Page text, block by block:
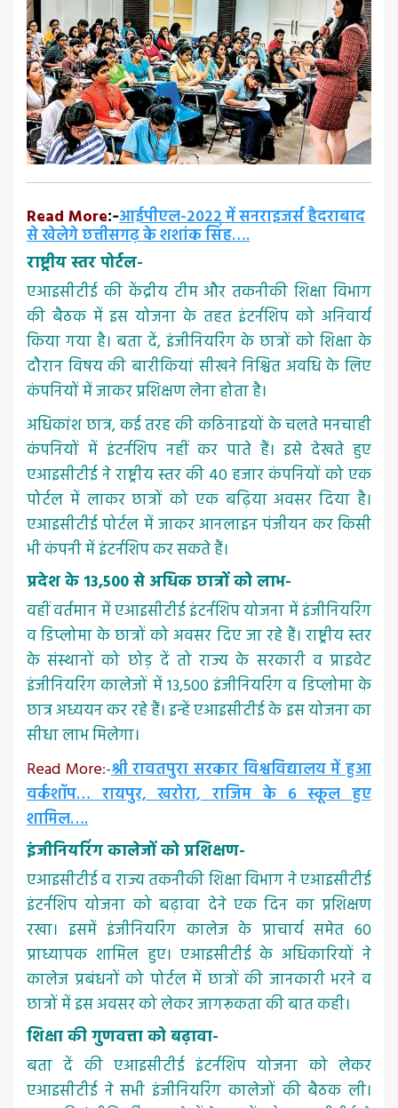
Read More:-आईपीएल-2022 में सनराइजर्स हैदराबाद
से खेलेगे छत्तीसगढ़ के शशांक सिंह….
राष्ट्रीय स्तर पोर्टल-
एआइसीटीई की केंद्रीय टीम और तकनीकी शिक्षा विभाग
की बैठक में इस योजना के तहत इंटर्नशिप को अनिवार्य
किया गया है। बता दें, इंजीनियरिंग के छात्रों को शिक्षा के
दौरान विषय की बारीकियां सीखने निश्चित अवधि के लिए
कंपनियों में जाकर प्रशिक्षण लेना होता है।
अधिकांश छात्र, कई तरह की कठिनाइयों के चलते मनचाही
कंपनियों में इंटर्नशिप नहीं कर पाते हैं। इसे देखते हुए
एआइसीटीई ने राष्ट्रीय स्तर की 40 हजार कंपनियों को एक
पोर्टल में लाकर छात्रों को एक बढ़िया अवसर दिया है।
एआइसीटीई पोर्टल में जाकर आनलाइन पंजीयन कर किसी
भी कंपनी में इंटर्नशिप कर सकते हैं।
प्रदेश के 13,500 से अधिक छात्रों को लाभ-
वहीं वर्तमान में एआइसीटीई इंटर्नशिप योजना में इंजीनियरिंग
व डिप्लोमा के छात्रों को अवसर दिए जा रहे हैं। राष्ट्रीय स्तर
के संस्थानों को छोड़ दें तो राज्य के सरकारी व प्राइवेट
इंजीनियरिंग कालेजों में 13,500 इंजीनियरिंग व डिप्लोमा के
छात्र अध्ययन कर रहे हैं। इन्हें एआइसीटीई के इस योजना का
सीधा लाभ मिलेगा।
Read More:-श्री रावतपुरा सरकार विश्वविद्यालय में हुआ
वर्कशॉप… रायपुर, खरोरा, राजिम के 6 स्कूल हुए
शामिल….
इंजीनियरिंग कालेजों को प्रशिक्षण-
एआइसीटीई व राज्य तकनीकी शिक्षा विभाग ने एआइसीटीई
इंटर्नशिप योजना को बढ़ावा देने एक दिन का प्रशिक्षण
रखा। इसमें इंजीनियरिंग कालेज के प्राचार्य समेत 60
प्राध्यापक शामिल हुए। एआइसीटीई के अधिकारियों ने
कालेज प्रबंधनों को पोर्टल में छात्रों की जानकारी भरने व
छात्रों में इस अवसर को लेकर जागरूकता की बात कही।
शिक्षा की गुणवत्ता को बढ़ावा-
बता दें की एआइसीटीई इंटर्नशिप योजना को लेकर
एआइसीटीई ने सभी इंजीनियरिंग कालेजों की बैठक ली।